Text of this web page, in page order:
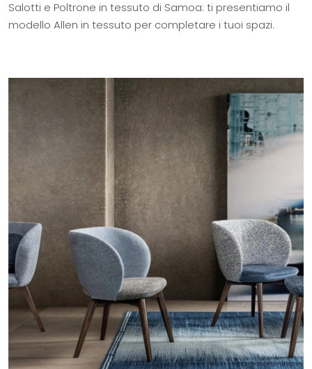
Salotti e Poltrone in tessuto di Samoa: ti presentiamo il
modello Allen in tessuto per completare i tuoi spazi.